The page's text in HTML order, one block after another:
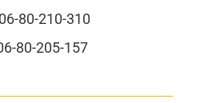
80-210-310
80-205-157